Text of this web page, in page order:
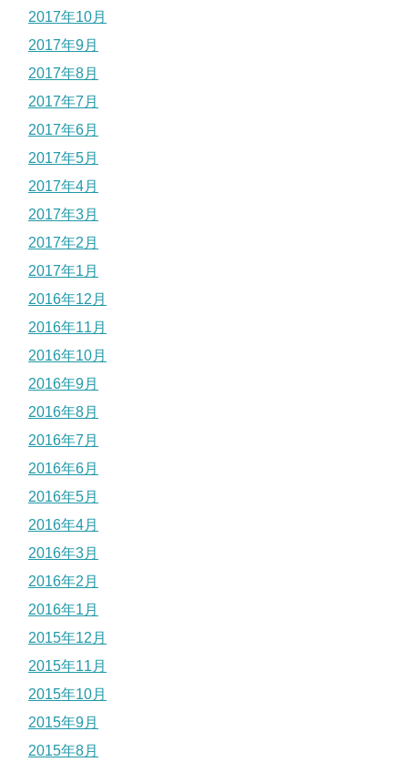
2017年10月
2017年9月
2017年8月
2017年7月
2017年6月
2017年5月
2017年4月
2017年3月
2017年2月
2017年1月
2016年12月
2016年11月
2016年10月
2016年9月
2016年8月
2016年7月
2016年6月
2016年5月
2016年4月
2016年3月
2016年2月
2016年1月
2015年12月
2015年11月
2015年10月
2015年9月
2015年8月